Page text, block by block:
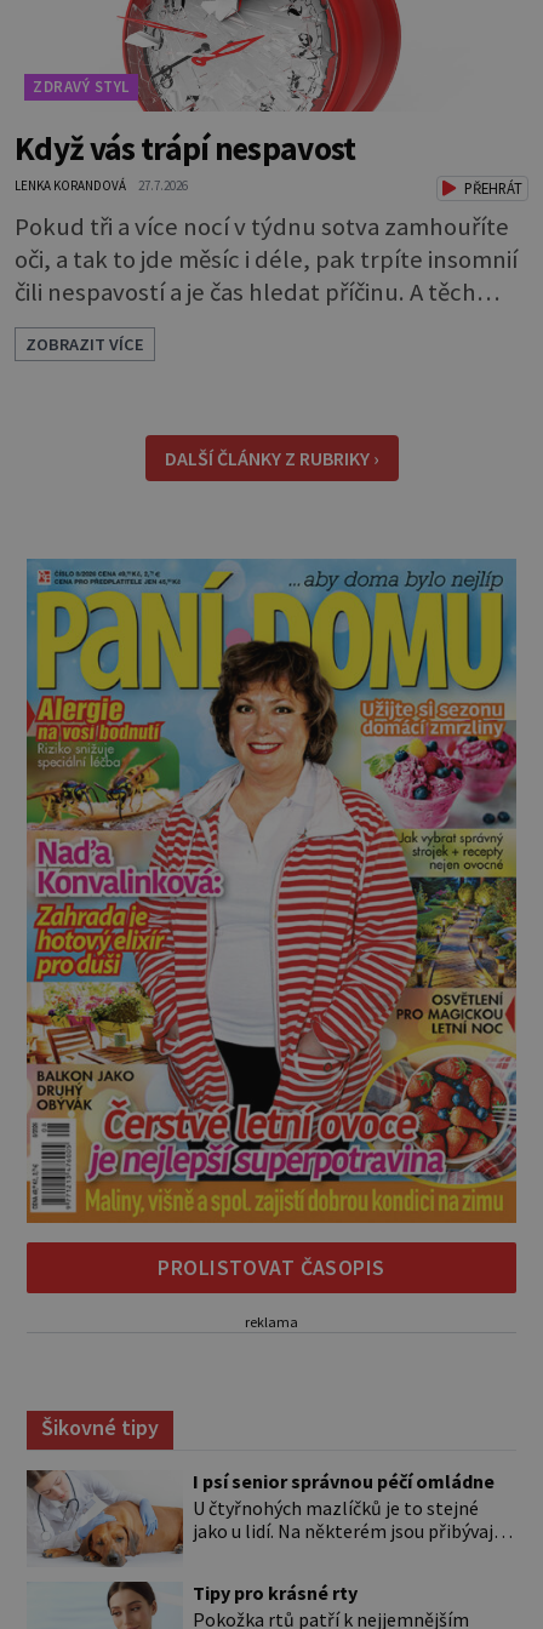
ZDRAVÝ STYL
Když vás trápí nespavost
LENKA KORANDOVÁ 27.7.2026 PŘEHRÁT
Pokud tři a více nocí v týdnu sotva zamhouříte
oči, a tak to jde měsíc i déle, pak trpíte insomnií
čili nespavostí a je čas hledat příčinu. A těch
může být celá řada. Vlastně váš spánek může
rušit skoro cokoli. Nicméně některé důvody
pracujete na směny. Noční práce či jakékoli
nepřirozené bdě
ZOBRAZIT VÍCE
DALŠÍ ČLÁNKY Z RUBRIKY ›
PROLISTOVAT ČASOPIS
reklama
Šikovné tipy
I psí senior správnou péčí omládne
U čtyřnohých mazlíčků je to stejné
jako u lidí. Na některém jsou přibývající
Přesto byste si měli staršího psa více
všímat, aby vám neunikly důležité
Tipy pro krásné rty
Pokožka rtů patří k nejjemnějším